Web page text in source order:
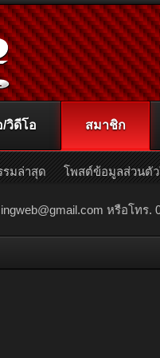
หรือโทร.
/วิดีโอ สมาชิก
รมล่าสุด โพสต์ข้อมูลส่วนตั